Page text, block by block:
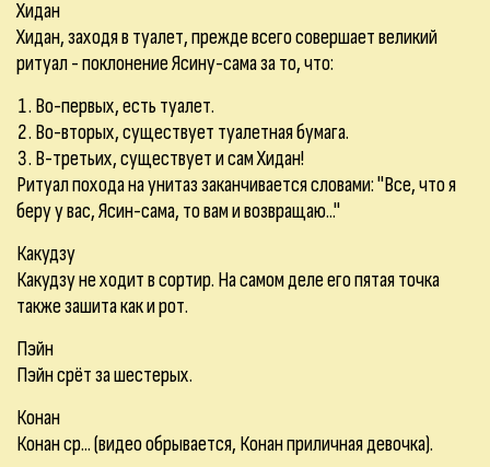
Хидан
Хидан, заходя в туалет, прежде всего совершает великий
ритуал - поклонение Ясину-сама за то, что:
Во-первых, есть туалет.
Во-вторых, существует туалетная бумага.
В-третьих, существует и сам Хидан!
Ритуал похода на унитаз заканчивается словами: "Все, что я
беру у вас, Ясин-сама, то вам и возвращаю..."
Какудзу
Какудзу не ходит в сортир. На самом деле его пятая точка
также зашита как и рот.
Пэйн
Пэйн срёт за шестерых.
Конан
Конан ср... (видео обрывается, Конан приличная девочка).